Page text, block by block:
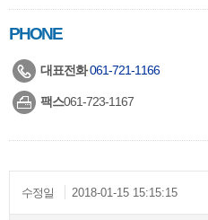
PHONE
대표전화061-721-1166
팩스061-723-1167
수정일 2018-01-15 15:15:15